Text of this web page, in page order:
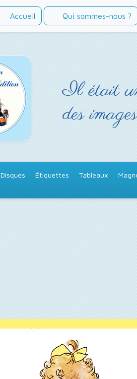
Accueil Qui sommes-nous ?
Il était
des
Disques Étiquettes Tableaux